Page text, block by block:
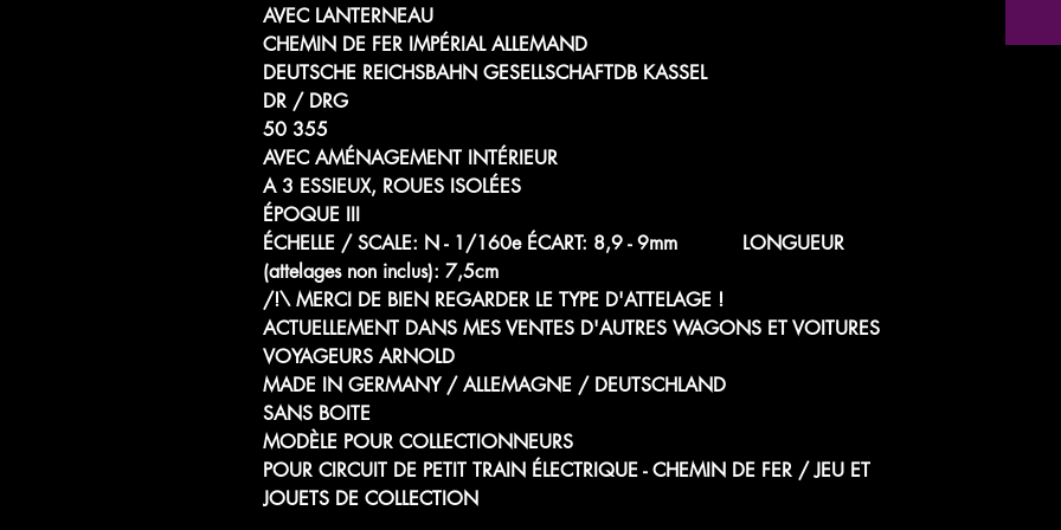
AVEC LANTERNEAU
CHEMIN DE FER IMPÉRIAL ALLEMAND
DEUTSCHE REICHSBAHN GESELLSCHAFTDB KASSEL
DR / DRG
50 355
AVEC AMÉNAGEMENT INTÉRIEUR
A 3 ESSIEUX, ROUES ISOLÉES
ÉPOQUE III
ÉCHELLE / SCALE: N - 1/160e ÉCART: 8,9 - 9mm LONGUEUR
(attelages non inclus): 7,5cm
/!\ MERCI DE BIEN REGARDER LE TYPE D'ATTELAGE !
ACTUELLEMENT DANS MES VENTES D'AUTRES WAGONS ET VOITURES
VOYAGEURS ARNOLD
MADE IN GERMANY / ALLEMAGNE / DEUTSCHLAND
SANS BOITE
MODÈLE POUR COLLECTIONNEURS
POUR CIRCUIT DE PETIT TRAIN ÉLECTRIQUE - CHEMIN DE FER / JEU ET
JOUETS DE COLLECTION